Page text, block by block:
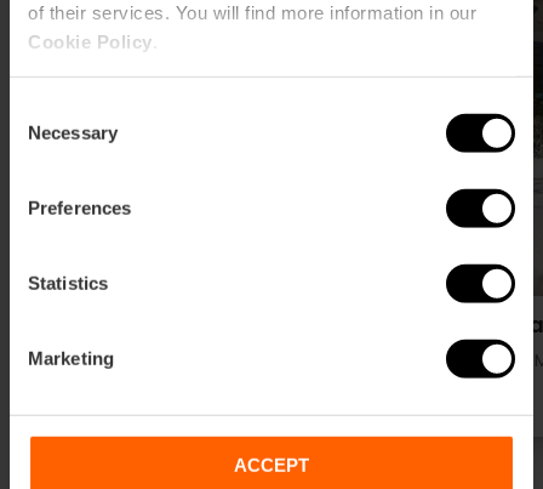
of their services. You will find more information in our
Cookie Policy
Selection
Necessary
Preferences
Statistics
Marketing
ACCEPT
Centro histórico
Mi
Playa,